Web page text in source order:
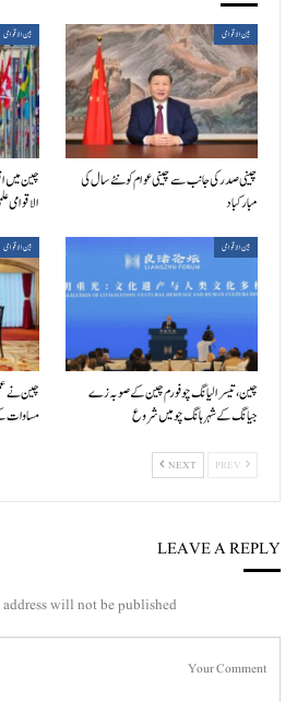
بین الاقوامی
چینی صدر کی جانب سے چینی عوام کو نئے سال کی
مبارکباد
بین الاقوامی
الاقوامی
بین الاقوامی
چین، تیسرا لیانگ چو فورم چین کے صوبہ زے
جیانگ کے شہر ہانگ چو میں شروع
بین الاقوامی
چین نے
مساوات
NEXT
LEAVE A REPLY
will not be published.